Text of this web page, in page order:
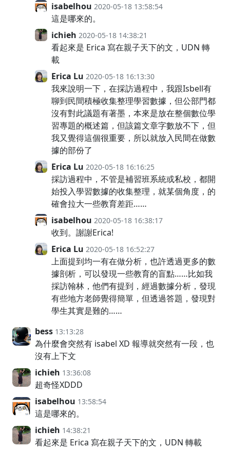
isabelhou 2020-05-18 13:58:54
這是哪來的。
ichieh 2020-05-18 14:38:21
看起來是 Erica 寫在親子天下的文，UDN 轉
載
Erica Lu 2020-05-18 16:13:30
我來說明一下，在採訪過程中，我跟Isbell有
聊到民間積極收集整理學習數據，但公部門都
沒有對此議題有著墨，本來是放在整個數位學
習專題的概述篇，但該篇文章字數放不下，但
我又覺得這個很重要，所以就放入民間在做數
據的部份了
Erica Lu 2020-05-18 16:16:25
採訪過程中，不管是補習班系統或私校，都開
始投入學習數據的收集整理，就某個角度，的
確會拉大一些教育差距……
isabelhou 2020-05-18 16:38:17
收到。謝謝Erica!
Erica Lu 2020-05-18 16:52:27
上面提到均一有在做分析，也許透過更多的數
據剖析，可以發現一些教育的盲點……比如我
採訪翰林，他們有提到，經過數據分析，發現
有些地方老師覺得簡單，但透過答題，發現對
學生其實是難的……
bess 13:13:28
為什麼會突然有 isabel XD 報導就突然有一段，也
沒有上下文
ichieh 13:36:08
超奇怪XDDD
isabelhou 13:58:54
這是哪來的。
ichieh 14:38:21
看起來是 Erica 寫在親子天下的文，UDN 轉載